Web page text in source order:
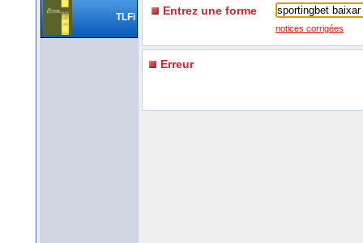
TLFi Entrez une forme
notices corrigées
Erreur